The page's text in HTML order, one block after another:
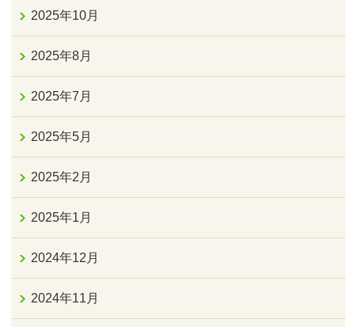
2025年10月
2025年8月
2025年7月
2025年5月
2025年2月
2025年1月
2024年12月
2024年11月